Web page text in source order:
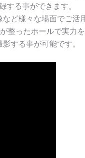
する事ができます。
ど様々な場面でご活
整ったホールで実力を
する事が可能です。